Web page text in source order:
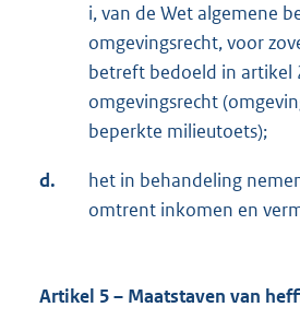
i, van de Wet algemene
omgevingsrecht, voor
betreft bedoeld in artikel
omgevingsrecht
beperkte milieutoets);
d.
het in behandeling
omtrent inkomen en
Artikel 5 – Maatstaven van